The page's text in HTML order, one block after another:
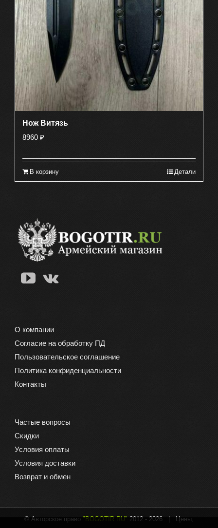
Нож Витязь
8960 ₽
В корзину Детали
О компании
Согласие на обработку ПД
Пользовательское соглашение
Политика конфиденциальности
Контакты
Частые вопросы
Скидки
Условия оплаты
Условия доставки
Возврат и обмен
© Авторское право "BOGOTIR.RU" 2012 - 2026 | Цены,